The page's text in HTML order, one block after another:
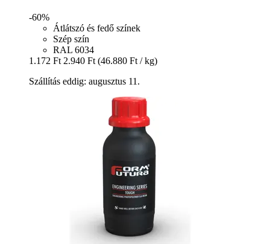
-60%
Átlátszó és fedő színek
Szép szín
RAL 6034
1.172 Ft 2.940 Ft (46.880 Ft / kg)
Szállítás eddig: augusztus 11.